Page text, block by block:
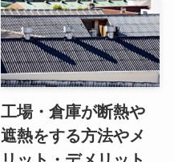
工場・倉庫が断熱や
遮熱をする方法やメ